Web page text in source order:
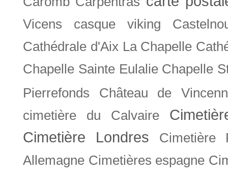
Vicens casque viking
Cathédrale d'Aix La Chapelle
Chapelle Sainte Eulalie Chapelle
Pierrefonds
Château de
cimetière du Calvaire
Cimetière Londres
Cimetière
Allemagne Cimetières espagne